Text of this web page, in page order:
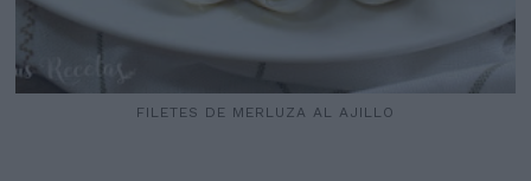
FILETES DE MERLUZA AL AJILLO